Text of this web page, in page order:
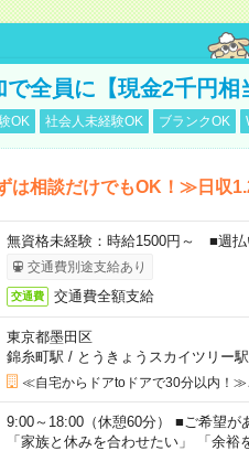
で全員に【現金2千円
OK 社会人未経験OK ブランクOK
は相談だけでもOK！≫日収
無資格未経験：時給1500円～ ■週
交通費別途支給あり
交通費 交通費全額支給
東京都墨田区
錦糸町駅 / とうきょうスカイツリー駅
≪自宅からドアtoドアで30分以内！≫
9:00～18:00（休憩60分） ■ご希望
「家族と休みを合わせたい」 「余